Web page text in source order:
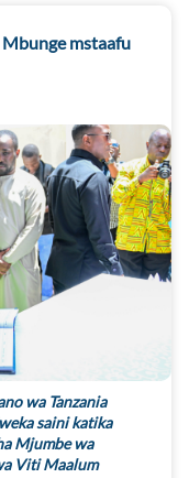
Mbunge mstaafu
wa Tanzania
saini katika
Mjumbe wa
Viti Maalum